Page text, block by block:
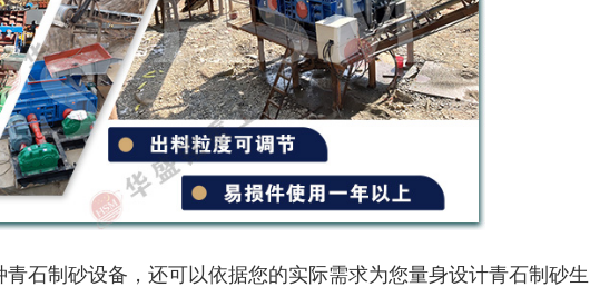
石制砂设备，还可以依据您的实际需求为您量身设计青石制砂生